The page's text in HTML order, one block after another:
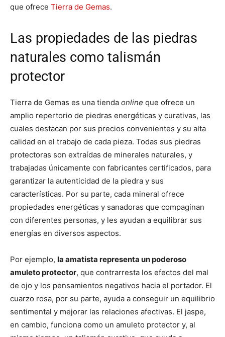
que ofrece Tierra de Gemas.
Las propiedades de las piedras
naturales como talismán
protector
Tierra de Gemas es una tienda online que ofrece un
amplio repertorio de piedras energéticas y curativas, las
cuales destacan por sus precios convenientes y su alta
calidad en el trabajo de cada pieza. Todas sus piedras
protectoras son extraídas de minerales naturales, y
trabajadas únicamente con fabricantes certificados, para
garantizar la autenticidad de la piedra y sus
características. Por su parte, cada mineral ofrece
propiedades energéticas y sanadoras que compaginan
con diferentes personas, y les ayudan a equilibrar sus
energías en diversos aspectos.
Por ejemplo, la amatista representa un poderoso
amuleto protector, que contrarresta los efectos del mal
de ojo y los pensamientos negativos hacia el portador. El
cuarzo rosa, por su parte, ayuda a conseguir un equilibrio
sentimental y mejorar las relaciones afectivas. El jaspe,
en cambio, funciona como un amuleto protector y, al